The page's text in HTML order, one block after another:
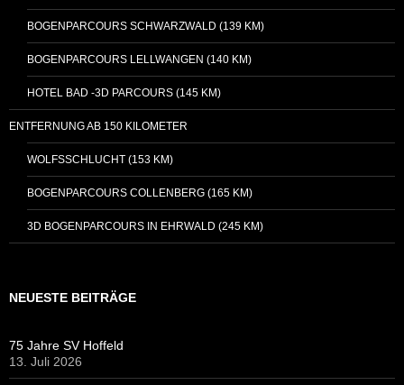
BOGENPARCOURS SCHWARZWALD (139 KM)
BOGENPARCOURS LELLWANGEN (140 KM)
HOTEL BAD -3D PARCOURS (145 KM)
ENTFERNUNG AB 150 KILOMETER
WOLFSSCHLUCHT (153 KM)
BOGENPARCOURS COLLENBERG (165 KM)
3D BOGENPARCOURS IN EHRWALD (245 KM)
NEUESTE BEITRÄGE
75 Jahre SV Hoffeld
13. Juli 2026